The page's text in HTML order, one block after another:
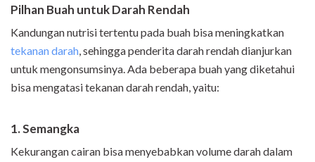
Pilhan Buah untuk Darah Rendah
Kandungan nutrisi tertentu pada buah bisa meningkatkan
tekanan darah, sehingga penderita darah rendah dianjurkan
untuk mengonsumsinya. Ada beberapa buah yang diketahui
bisa mengatasi tekanan darah rendah, yaitu:
1. Semangka
Kekurangan cairan bisa menyebabkan volume darah dalam